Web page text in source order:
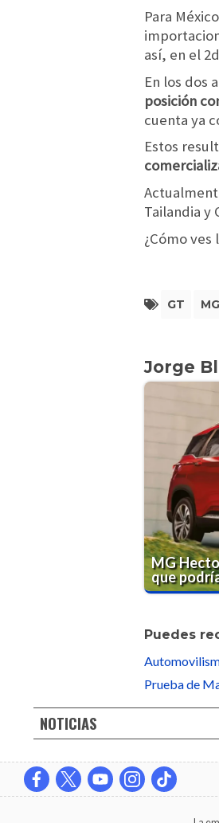
Para
así, en el
En los dos
posición
cuenta ya
Estos
Tailandia y
¿Cómo
GT MG
Jorge
MG
que
Puedes
Prueba de
NOTICIAS